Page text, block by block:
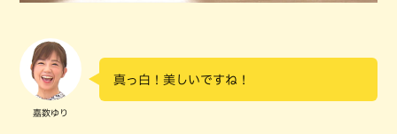
嘉数ゆり
真っ白！美しいですね！